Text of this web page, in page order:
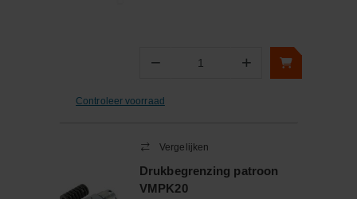
− Aantal +
Controleer voorraad
Vergelijken
Drukbegrenzing patroon
VMPK20